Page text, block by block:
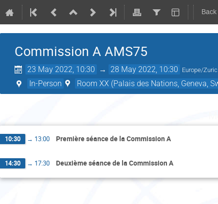
Commission A AMS75
23 May 2022, 10:30 → 28 May 2022, 10:30 Europe/
In-Person Room XX (Palais des Nations, Geneva,
10:30 → 13:00 Première séance de la Commission A
14:30 → 17:30 Deuxième séance de la Commission A